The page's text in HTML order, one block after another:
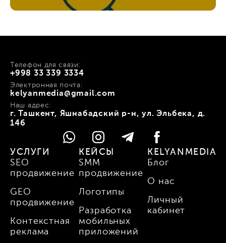
+998 33 339 3334
Телефон для связи:
kelyanmedia@gmail.com
Электронная почта:
г. Ташкент, Яшнабадский р-н, ул. Эльбека, д.
146
Наш адрес:
УСЛУГИ
SEO
продвижение
GEO
продвижение
Контекстная
реклама
КЕЙСЫ
SMM
продвижение
Логотипы
Разработка
мобильных
приложений
KELYANMEDIA
Блог
О нас
Личный
кабинет